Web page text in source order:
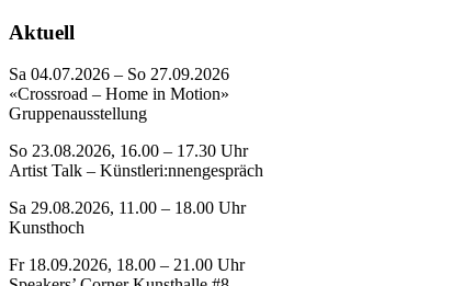
Aktuell
Sa 04.07.2026 – So 27.09.2026
«Crossroad – Home in Motion»
Gruppenausstellung
So 23.08.2026, 16.00 – 17.30 Uhr
Artist Talk – Künstleri:nnengespräch
Sa 29.08.2026, 11.00 – 18.00 Uhr
Kunsthoch
Fr 18.09.2026, 18.00 – 21.00 Uhr